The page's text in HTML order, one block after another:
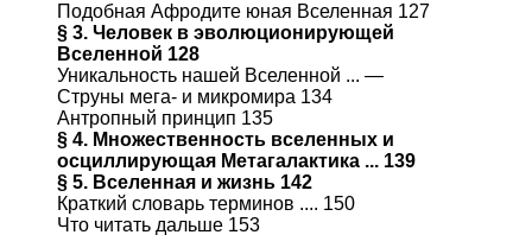
Подобная Афродите юная Вселенная 127
§ 3. Человек в эволюционирующей
Вселенной 128
Уникальность нашей Вселенной ... —
Струны мега- и микромира 134
Антропный принцип 135
§ 4. Множественность вселенных и
осциллирующая Метагалактика ... 139
§ 5. Вселенная и жизнь 142
Краткий словарь терминов .... 150
Что читать дальше 153